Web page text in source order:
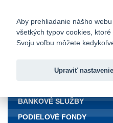
Fio
BANKOVÉ SLUŽBY
PODIELOVÉ FONDY
Aby prehliadanie nášho
všetkých typov cookies,
Svoju voľbu môžete
Upraviť nastavenie